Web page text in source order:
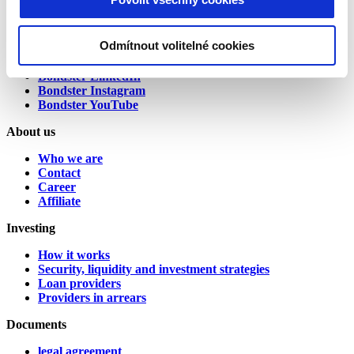
Odmítnout volitelné cookies
Bondster Facebook
Bondster LinkedIn
Bondster Instagram
Bondster YouTube
About us
Who we are
Contact
Career
Affiliate
Investing
How it works
Security, liquidity and investment strategies
Loan providers
Providers in arrears
Documents
legal agreement